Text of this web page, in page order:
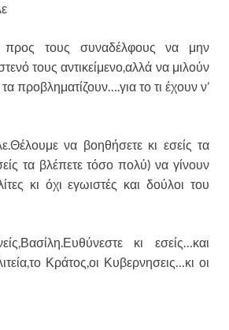
προς τους συναδέλφους να μην
τους αντικείμενο,αλλά να μιλούν
προβληματίζουν….για το τι έχουν ν’
να βοηθήσετε κι εσείς τα
τα βλέπετε τόσο πολύ) να γίνουν
κι όχι εγωιστές και δούλοι του
κι εσείς…και
Κράτος,οι Κυβερνησεις…κι οι